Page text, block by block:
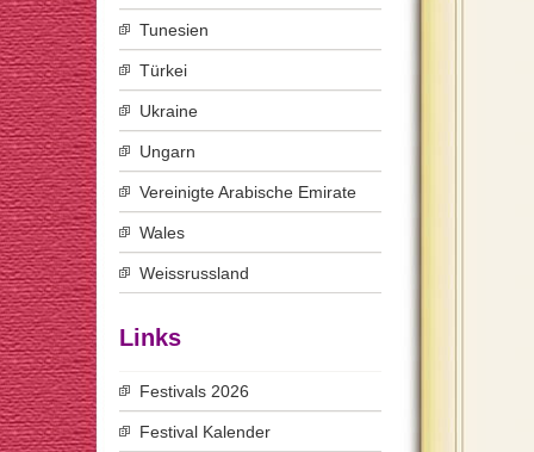
Tunesien
Türkei
Ukraine
Ungarn
Vereinigte Arabische Emirate
Wales
Weissrussland
Links
Festivals 2026
Festival Kalender